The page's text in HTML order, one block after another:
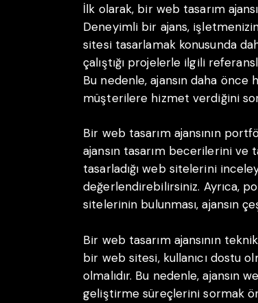
İlk olarak, bir web tasarım
Deneyimli bir ajans,
sitesi tasarlamak konusunda
çalıştığı projelerle ilgili
Bu nedenle, ajansın daha önce
müşterilere hizmet verdiğini
Bir web tasarım ajansının
ajansın tasarım becerilerini ve
tasarladığı web sitelerini
değerlendirebilirsiniz. Ayrıca,
sitelerinin bulunması, ajansın
Bir web tasarım ajansının
bir web sitesi, kullanıcı dostu
olmalıdır. Bu nedenle, ajansın
geliştirme süreçlerini sormak